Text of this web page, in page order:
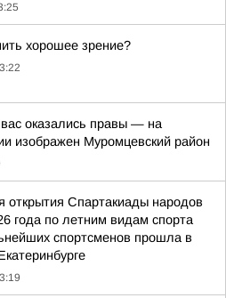
хорошее зрение?
оказались правы — на
изображен Муромцевский район
открытия Спартакиады народов
года по летним видам спорта
спортсменов прошла в